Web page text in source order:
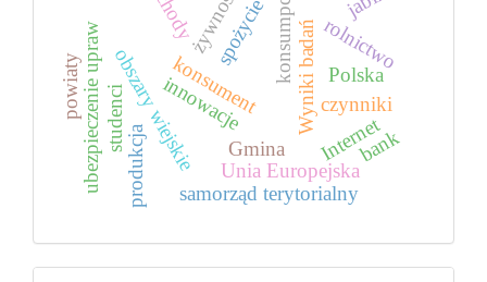
konsument Wyniki badań
innowacje
obszary wiejskie
spożycie
Unia Europejska
rolnictwo
Polska
konsumpcja
Gmina
czynniki
ubezpieczenie upraw Internet
żywność
produkcja samorząd terytorialny
bank
studenci
powiaty